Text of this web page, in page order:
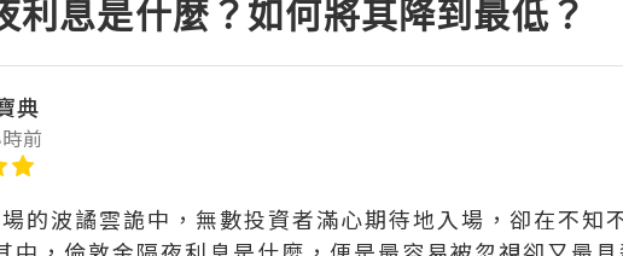
利息是什麼？如何將其降到最低？
典
前
的波譎雲詭中，無數投資者滿心期待地入場，卻在不知